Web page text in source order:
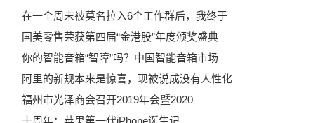
在一个周末被莫名拉入6个工作群后，我终于
国美零售荣获第四届“金港股”年度颁奖盛典
你的智能音箱“智障”吗？中国智能音箱市场
阿里的新规本来是惊喜，现被说成没有人性化
福州市光泽商会召开2019年会暨2020
十周年：苹果第一代iPhone诞生记